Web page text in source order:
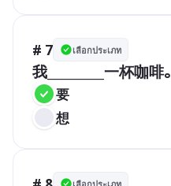
# 7 เลือกประเภท
我_________一杯咖啡。
要
想
เลือกประเภท